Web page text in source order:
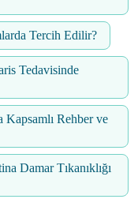
Tercih Edilir?
Tedavisinde
Rehber ve
Damar Tıkanıklığı